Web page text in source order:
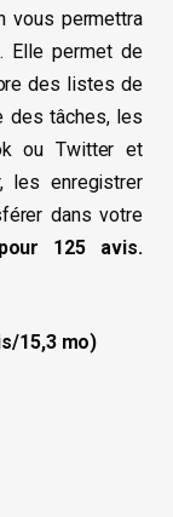
vous permettra
Elle permet de
des listes de
des tâches, les
ou Twitter et
les enregistrer
dans votre
125 avis.
15,3 mo)